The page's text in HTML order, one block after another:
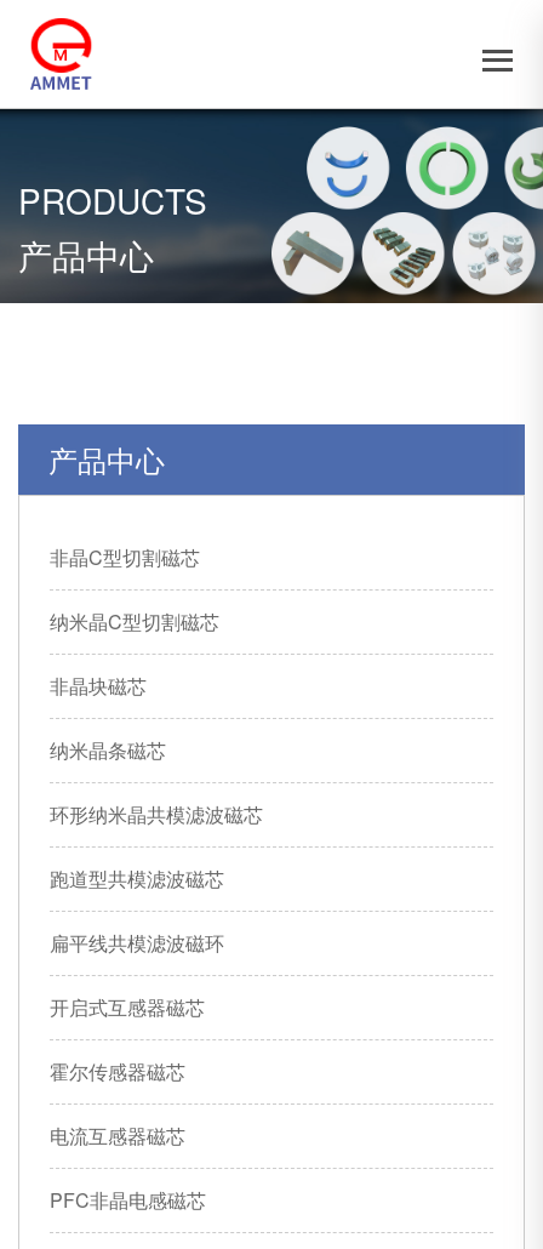
PRODUCTS
产品中心
产品中心
非晶C型切割磁芯
纳米晶C型切割磁芯
非晶块磁芯
纳米晶条磁芯
环形纳米晶共模滤波磁芯
跑道型共模滤波磁芯
扁平线共模滤波磁环
开启式互感器磁芯
霍尔传感器磁芯
电流互感器磁芯
PFC非晶电感磁芯